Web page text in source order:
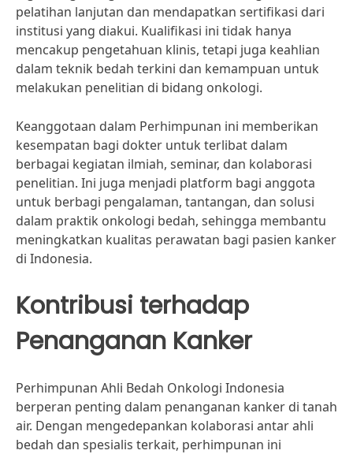
pelatihan lanjutan dan mendapatkan sertifikasi dari
institusi yang diakui. Kualifikasi ini tidak hanya
mencakup pengetahuan klinis, tetapi juga keahlian
dalam teknik bedah terkini dan kemampuan untuk
melakukan penelitian di bidang onkologi.
Keanggotaan dalam Perhimpunan ini memberikan
kesempatan bagi dokter untuk terlibat dalam
berbagai kegiatan ilmiah, seminar, dan kolaborasi
penelitian. Ini juga menjadi platform bagi anggota
untuk berbagi pengalaman, tantangan, dan solusi
dalam praktik onkologi bedah, sehingga membantu
meningkatkan kualitas perawatan bagi pasien kanker
di Indonesia.
Kontribusi terhadap
Penanganan Kanker
Perhimpunan Ahli Bedah Onkologi Indonesia
berperan penting dalam penanganan kanker di tanah
air. Dengan mengedepankan kolaborasi antar ahli
bedah dan spesialis terkait, perhimpunan ini